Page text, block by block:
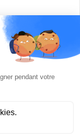
Innovation Media